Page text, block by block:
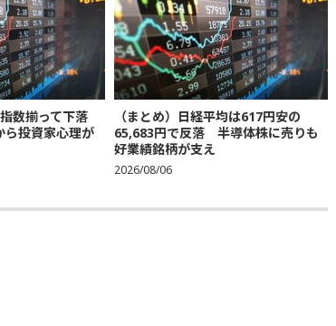
指数揃って下落
ら投資家心理が
（まとめ）日経平均は617円安の
65,683円で反落 半導体株に売りも
好業績銘柄が支え
2026/08/06